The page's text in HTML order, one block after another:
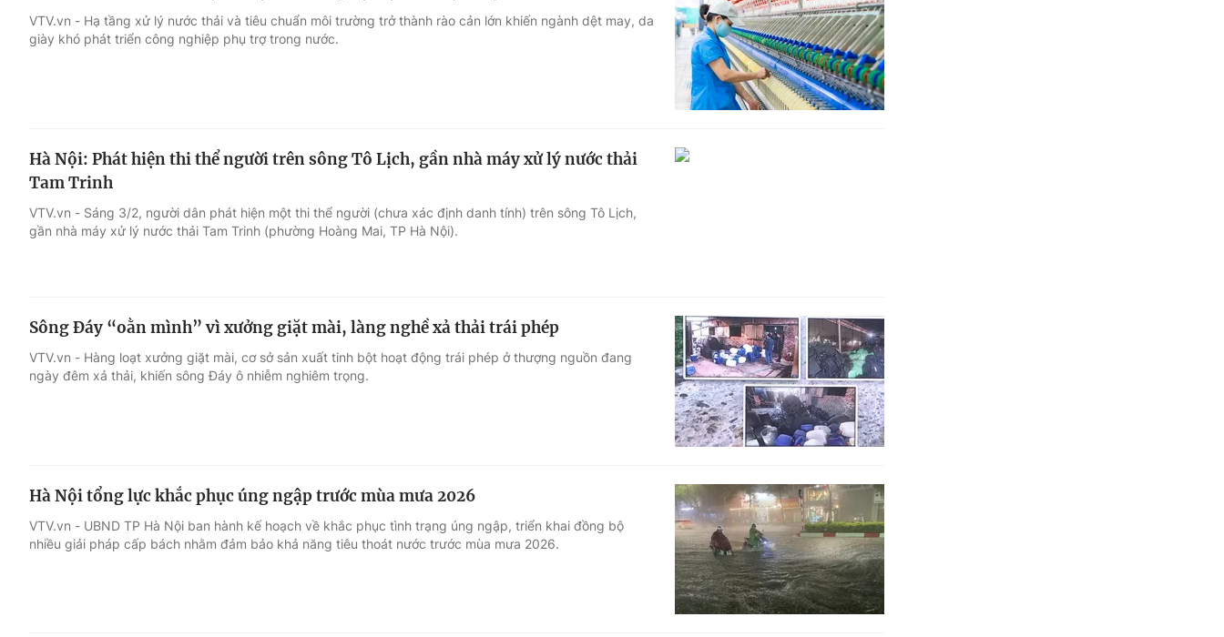
VTV.vn - Hạ tầng xử lý nước thải và tiêu chuẩn môi trường trở thành rào cản lớn khiến ngành dệt may, da
giày khó phát triển công nghiệp phụ trợ trong nước.
Hà Nội: Phát hiện thi thể người trên sông Tô Lịch, gần nhà máy xử lý nước thải
Tam Trinh
VTV.vn - Sáng 3/2, người dân phát hiện một thi thể người (chưa xác định danh tính) trên sông Tô Lịch,
gần nhà máy xử lý nước thải Tam Trinh (phường Hoàng Mai, TP Hà Nội).
Sông Đáy “oằn mình” vì xưởng giặt mài, làng nghề xả thải trái phép
VTV.vn - Hàng loạt xưởng giặt mài, cơ sở sản xuất tinh bột hoạt động trái phép ở thượng nguồn đang
ngày đêm xả thải, khiến sông Đáy ô nhiễm nghiêm trọng.
Hà Nội tổng lực khắc phục úng ngập trước mùa mưa 2026
VTV.vn - UBND TP Hà Nội ban hành kế hoạch về khắc phục tình trạng úng ngập, triển khai đồng bộ
nhiều giải pháp cấp bách nhằm đảm bảo khả năng tiêu thoát nước trước mùa mưa 2026.